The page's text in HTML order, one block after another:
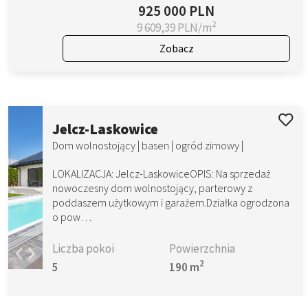
925 000 PLN
9 609,39 PLN/m2
Zobacz
Jelcz-Laskowice
Dom wolnostojący | basen | ogród zimowy |
LOKALIZACJA: Jelcz-LaskowiceOPIS: Na sprzedaż
nowoczesny dom wolnostojący, parterowy z
poddaszem użytkowym i garażem.Działka ogrodzona
o pow…
Liczba pokoi
5
Powierzchnia
190 m2